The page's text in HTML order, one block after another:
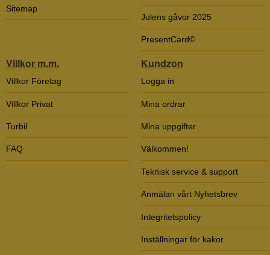
Sitemap
Julens gåvor 2025
PresentCard©
Villkor m.m.
Villkor Företag
Villkor Privat
Turbil
FAQ
Kundzon
Logga in
Mina ordrar
Mina uppgifter
Välkommen!
Teknisk service & support
Anmälan vårt Nyhetsbrev
Integritetspolicy
Inställningar för kakor